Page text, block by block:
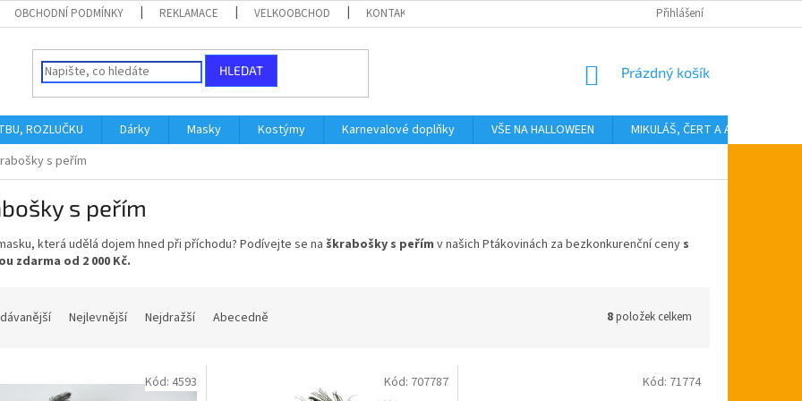
OBCHODNÍ PODMÍNKY REKLAMACE VELKOOBCHOD KONTAKTY Přihlášení
HLEDAT
NÁKUPNÍ
Prázdný košík
ROZLUČKU Dárky Masky Kostýmy Karnevalové doplňky VŠE NA HALLOWEEN MIKULÁŠ, ČERT A ANDĚL
s peřím
s peřím
která udělá dojem hned při příchodu? Podívejte se na škrabošky s peřím v našich Ptákovinách za bezkonkurenční ceny s
zdarma od 2 000 Kč.
Nejlevnější Nejdražší Abecedně 8položek celkem
Kód: 4593 Kód: 707787 Kód: 71774